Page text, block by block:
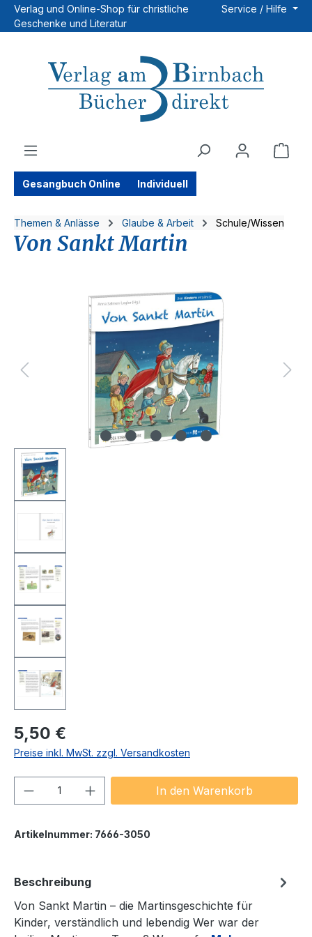
Zum Hauptinhalt springen
Verlag und Online-Shop für christliche
Geschenke und Literatur
Service / Hilfe
Gesangbuch Online Individuell
Themen & Anlässe Glaube & Arbeit Schule/Wissen
Von Sankt Martin
Bildergalerie überspringen
Regulärer Preis:
5,50 €
Preise inkl. MwSt. zzgl. Versandkosten
Produkt Anzahl: Gib denIn den Warenkorb
Artikelnummer: 7666-3050
Beschreibung
Von Sankt Martin – die Martinsgeschichte für
Kinder, verständlich und lebendig Wer war der